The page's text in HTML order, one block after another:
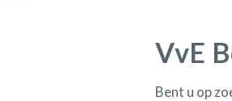
VvE
Bent u op